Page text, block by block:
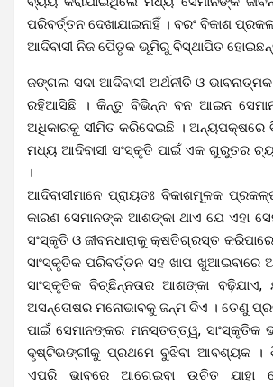
ପରିବର୍ତ୍ତନ ଦେଖାଯାଇନାହିଁ । ବରଂ ବିକାଶ
ଆଦିବାସୀ ନିଜ ପୈତୃକ ଭୂମିରୁ ବିସ୍ଥାପିତ
ଜଙ୍ଗଲ ସଦା ଆଦିବାସୀ ଅର୍ଥନୀତି ଓ
ରହିଆସିଛି । କିନ୍ତୁ ବିଭିନ୍ନ ବନ ଆଇନ
ଅଧିକାରକୁ ସୀମିତ କରିଦେଇଛି । ଅନ୍ୟପକ୍ଷରେ
ମଧ୍ୟ ଆଦିବାସୀ ସଂସ୍କୃତି ପାଇଁ ଏକ ଗୁରୁତର
।
ଆଦିବାସୀମାନେ ପ୍ରାୟତଃ ବିକାଶମୂଳକ
କାରଣ ସେମାନଙ୍କ ଆଶଙ୍କା ଥାଏ ଯେ ଏହା
ସଂସ୍କୃତି ଓ ଜୀବନଧାରାକୁ କ୍ଷତିଗ୍ରସ୍ତ କରିପାରେ
ସାଂସ୍କୃତିକ ପରିବର୍ତ୍ତନ ସହ ଖାପ ଖୁଆଇବାରେ
ସାଂସ୍କୃତିକ ବିଚ୍ଛିନ୍ନତାର ଆଶଙ୍କା ବଢ଼ିଯାଏ,
ଅସନ୍ତୋଷର ମନୋଭାବକୁ ଜନ୍ମ ଦିଏ । ତେଣୁ
ପାଇଁ ସେମାନଙ୍କର ମନସ୍ତତ୍ତ୍ୱ, ସାଂସ୍କୃତିକ
ଦୃଷ୍ଟିଭଙ୍ଗୀକୁ ପ୍ରଥମେ ବୁଝିବା ଆବଶ୍ୟକ ।
ଏପରି ଭାବରେ ଆଗେଇବା ଉଚିତ ଯାହା